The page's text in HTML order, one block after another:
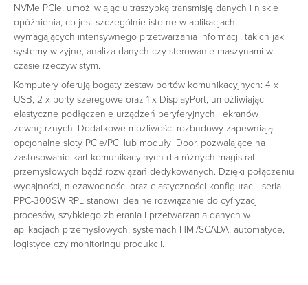
NVMe PCIe, umożliwiając ultraszybką transmisję danych i niskie
opóźnienia, co jest szczególnie istotne w aplikacjach
wymagających intensywnego przetwarzania informacji, takich jak
systemy wizyjne, analiza danych czy sterowanie maszynami w
czasie rzeczywistym.
Komputery oferują bogaty zestaw portów komunikacyjnych: 4 x
USB, 2 x porty szeregowe oraz 1 x DisplayPort, umożliwiając
elastyczne podłączenie urządzeń peryferyjnych i ekranów
zewnętrznych. Dodatkowe możliwości rozbudowy zapewniają
opcjonalne sloty PCIe/PCI lub moduły iDoor, pozwalające na
zastosowanie kart komunikacyjnych dla różnych magistral
przemysłowych bądź rozwiązań dedykowanych. Dzięki połączeniu
wydajności, niezawodności oraz elastyczności konfiguracji, seria
PPC-300SW RPL stanowi idealne rozwiązanie do cyfryzacji
procesów, szybkiego zbierania i przetwarzania danych w
aplikacjach przemysłowych, systemach HMI/SCADA, automatyce,
logistyce czy monitoringu produkcji.